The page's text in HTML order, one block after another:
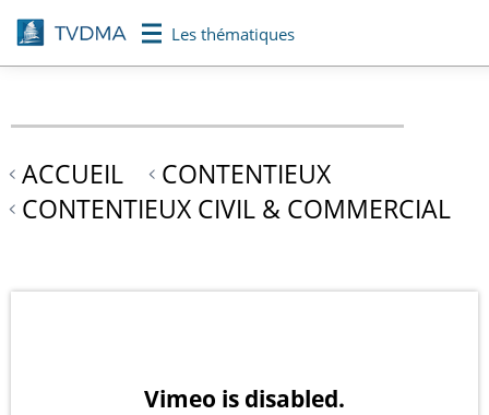
Aller
au
contenu
Les thématiques
ACCUEIL
CONTENTIEUX
CONTENTIEUX CIVIL & COMMERCIAL
Vimeo is disabled.